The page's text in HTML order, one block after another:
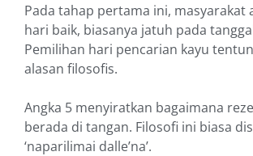
Pada tahap pertama ini, masyarakat
hari baik, biasanya jatuh pada
Pemilihan hari pencarian kayu
alasan filosofis.
Angka 5 menyiratkan bagaimana
berada di tangan. Filosofi ini biasa
‘naparilimai dalle’na’.